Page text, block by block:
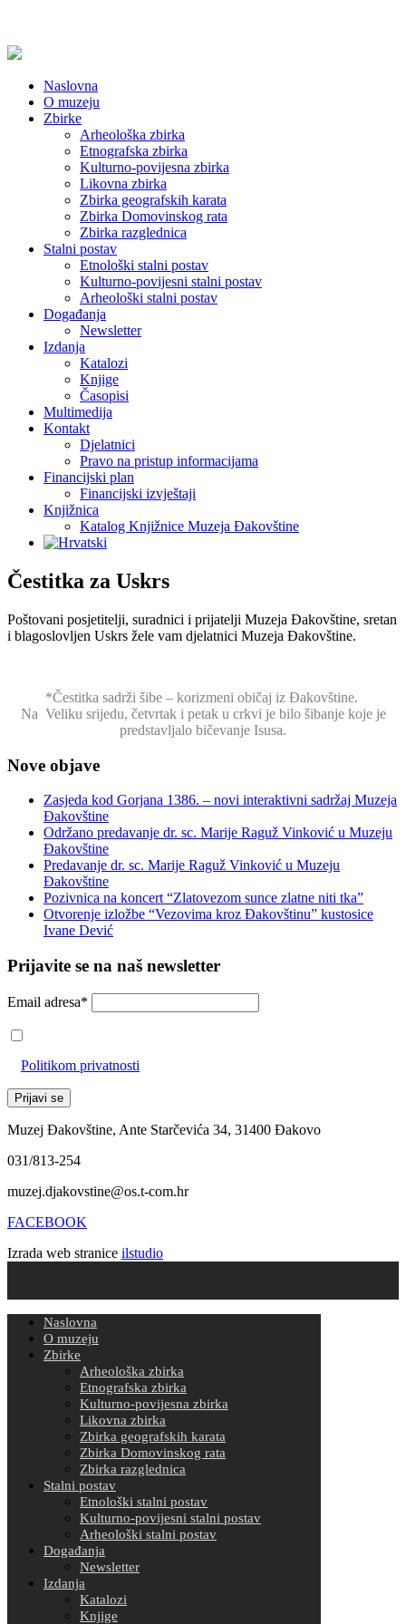
Naslovna
O muzeju
Zbirke
Arheološka zbirka
Etnografska zbirka
Kulturno-povijesna zbirka
Likovna zbirka
Zbirka geografskih karata
Zbirka Domovinskog rata
Zbirka razglednica
Stalni postav
Etnološki stalni postav
Kulturno-povijesni stalni postav
Arheološki stalni postav
Događanja
Newsletter
Izdanja
Katalozi
Knjige
Časopisi
Multimedija
Kontakt
Djelatnici
Pravo na pristup informacijama
Financijski plan
Financijski izvještaji
Knjižnica
Katalog Knjižnice Muzeja Đakovštine
Čestitka za Uskrs
Poštovani posjetitelji, suradnici i prijatelji Muzeja Đakovštine, sretan
i blagoslovljen Uskrs žele vam djelatnici Muzeja Đakovštine.
*Čestitka sadrži šibe – korizmeni običaj iz Đakovštine.
Na Veliku srijedu, četvrtak i petak u crkvi je bilo šibanje koje je
predstavljalo bičevanje Isusa.
Nove objave
Zasjeda kod Gorjana 1386. – novi interaktivni sadržaj Muzeja
Đakovštine
Održano predavanje dr. sc. Marije Raguž Vinković u Muzeju
Đakovštine
Predavanje dr. sc. Marije Raguž Vinković u Muzeju
Đakovštine
Pozivnica na koncert “Zlatovezom sunce zlatne niti tka”
Otvorenje izložbe “Vezovima kroz Đakovštinu” kustosice
Ivane Dević
Prijavite se na naš newsletter
Email adresa*
Politikom privatnosti
Muzej Đakovštine, Ante Starčevića 34, 31400 Đakovo
031/813-254
muzej.djakovstine@os.t-com.hr
FACEBOOK
Izrada web stranice ilstudio
Naslovna
O muzeju
Zbirke
Arheološka zbirka
Etnografska zbirka
Kulturno-povijesna zbirka
Likovna zbirka
Zbirka geografskih karata
Zbirka Domovinskog rata
Zbirka razglednica
Stalni postav
Etnološki stalni postav
Kulturno-povijesni stalni postav
Arheološki stalni postav
Događanja
Newsletter
Izdanja
Katalozi
Knjige